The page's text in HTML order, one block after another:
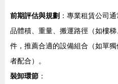
前期評估與規劃 ：專業租賃公司
品體積、重量、搬運路徑（如樓
件，推薦合適的設備組合（如單
者配合）。
裝卸環節 ：